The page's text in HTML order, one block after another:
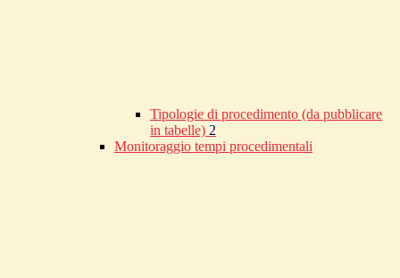
Tipologie di procedimento (da pubblicare
in tabelle) 2
Monitoraggio tempi procedimentali